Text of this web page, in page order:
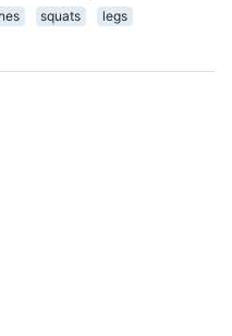
squats
legs